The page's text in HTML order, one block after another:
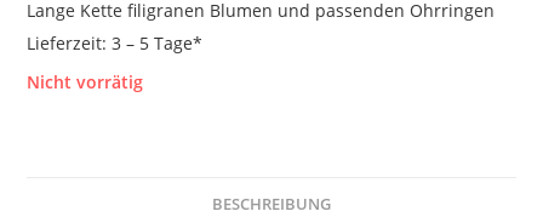
Lange Kette filigranen Blumen und passenden Ohrringen
Lieferzeit:3 – 5 Tage*
Nicht vorrätig
BESCHREIBUNG